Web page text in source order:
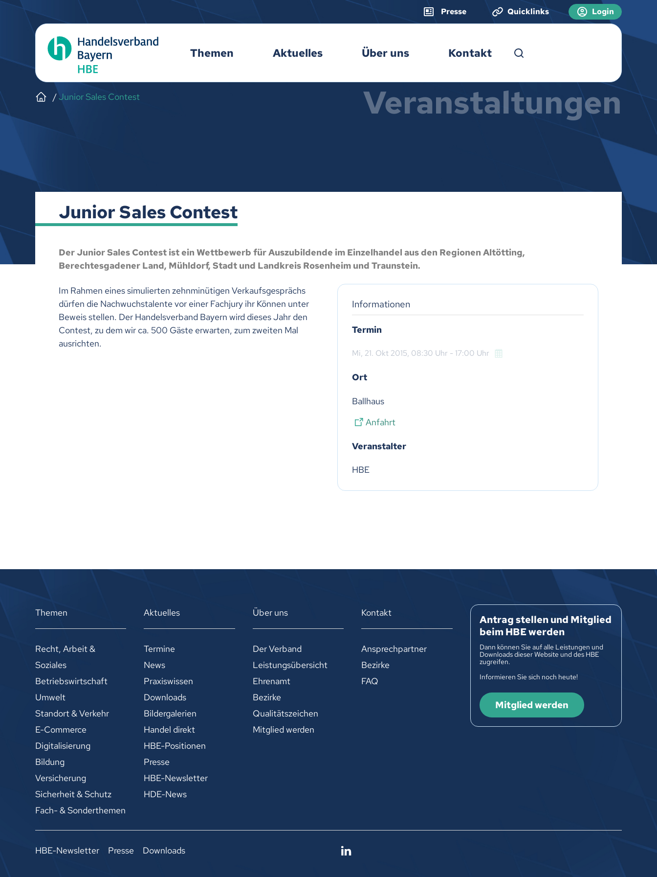
Presse Quicklinks Login
Themen Aktuelles Über uns Kontakt
Junior Sales Contest Veranstaltungen
Junior Sales Contest
Der Junior Sales Contest ist ein Wettbewerb für Auszubildende im Einzelhandel aus den Regionen Altötting,
Berechtesgadener Land, Mühldorf, Stadt und Landkreis Rosenheim und Traunstein.
Im Rahmen eines simulierten zehnminütigen Verkaufsgesprächs
dürfen die Nachwuchstalente vor einer Fachjury ihr Können unter
Beweis stellen. Der Handelsverband Bayern wird dieses Jahr den
Contest, zu dem wir ca. 500 Gäste erwarten, zum zweiten Mal
ausrichten.
Informationen
Termin
Mi, 21. Okt 2015, 08:30 Uhr - 17:00 Uhr
Ort
Ballhaus
Anfahrt
Veranstalter
HBE
Themen
Recht, Arbeit &
Soziales
Betriebswirtschaft
Umwelt
Standort & Verkehr
E-Commerce
Digitalisierung
Bildung
Versicherung
Sicherheit & Schutz
Fach- & Sonderthemen
Aktuelles
Termine
News
Praxiswissen
Downloads
Bildergalerien
Handel direkt
HBE-Positionen
Presse
HBE-Newsletter
HDE-News
Über uns
Der Verband
Leistungsübersicht
Ehrenamt
Bezirke
Qualitätszeichen
Mitglied werden
Kontakt
Ansprechpartner
Bezirke
FAQ
Antrag stellen und Mitglied
beim HBE werden
Dann können Sie auf alle Leistungen und
Downloads dieser Website und des HBE
zugreifen.
Informieren Sie sich noch heute!
Mitglied werden
HBE-Newsletter Presse Downloads